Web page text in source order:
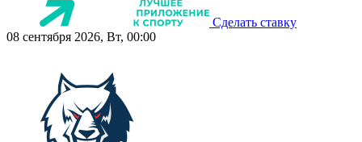
Сделать ставку
08 сентября 2026, Вт, 00:00